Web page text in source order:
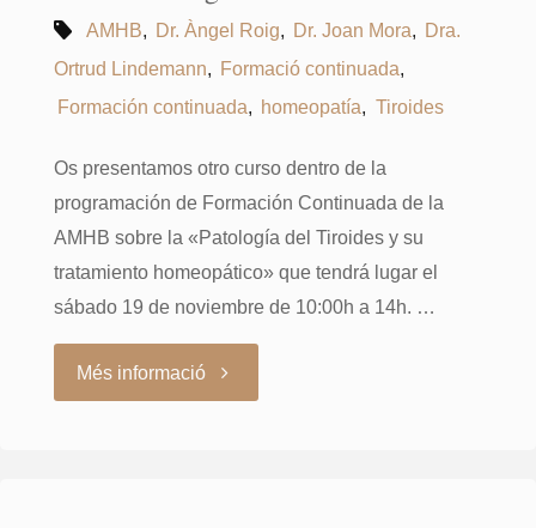
AMHB, Dr. Àngel Roig, Dr. Joan Mora, Dra.
Ortrud Lindemann, Formació continuada,
Formación continuada, homeopatía, Tiroides
Os presentamos otro curso dentro de la
programación de Formación Continuada de la
AMHB sobre la «Patología del Tiroides y su
tratamiento homeopático» que tendrá lugar el
sábado 19 de noviembre de 10:00h a 14h. …
Més informació"Curso